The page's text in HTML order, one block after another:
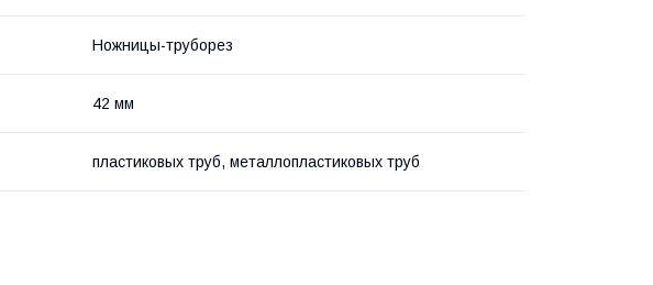
Ножницы-труборез
42 мм
пластиковых труб, металлопластиковых труб